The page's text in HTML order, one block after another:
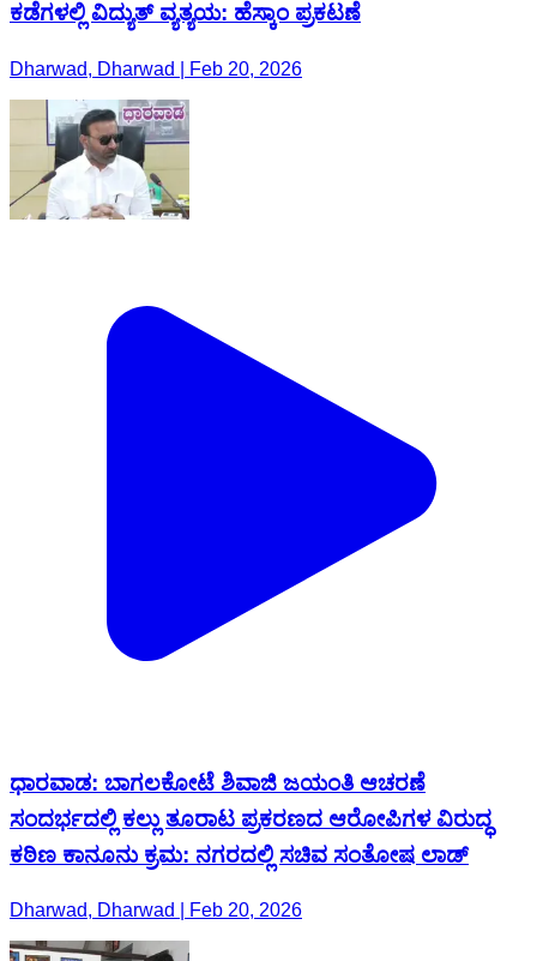
ಕಡೆಗಳಲ್ಲಿ ವಿದ್ಯುತ್ ವ್ಯತ್ಯಯ: ಹೆಸ್ಕಾಂ ಪ್ರಕಟಣೆ
Dharwad, Dharwad | Feb 20, 2026
ಧಾರವಾಡ: ಬಾಗಲಕೋಟೆ ಶಿವಾಜಿ ಜಯಂತಿ ಆಚರಣೆ
ಸಂದರ್ಭದಲ್ಲಿ ಕಲ್ಲು ತೂರಾಟ ಪ್ರಕರಣದ ಆರೋಪಿಗಳ ವಿರುದ್ಧ
ಕಠಿಣ ಕಾನೂನು ಕ್ರಮ: ನಗರದಲ್ಲಿ ಸಚಿವ ಸಂತೋಷ ಲಾಡ್
Dharwad, Dharwad | Feb 20, 2026